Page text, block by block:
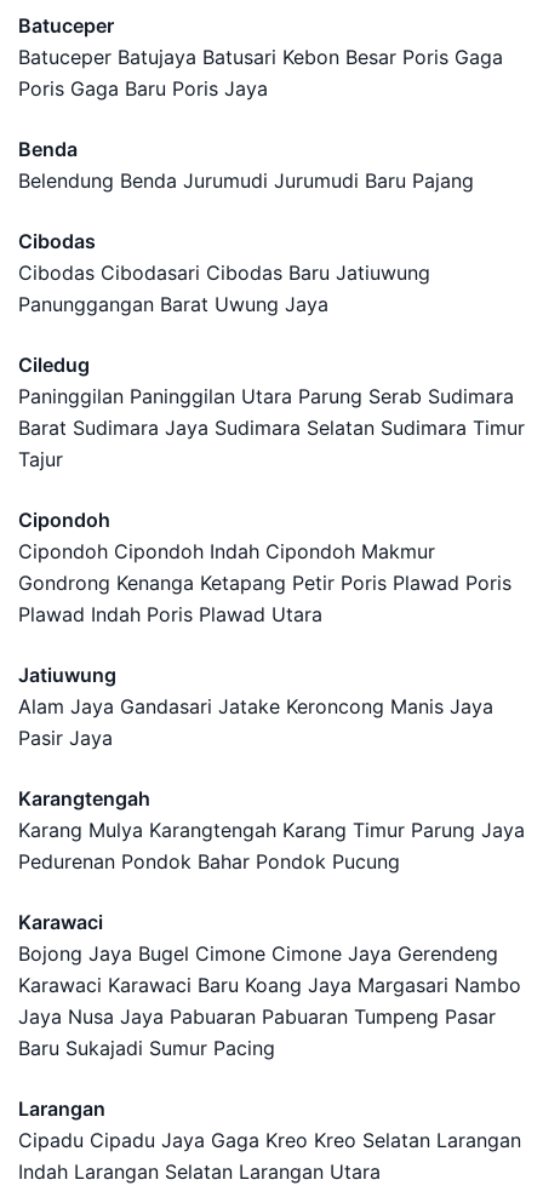
Batuceper
Batuceper Batujaya Batusari Kebon Besar Poris Gaga
Poris Gaga Baru Poris Jaya
Benda
Belendung Benda Jurumudi Jurumudi Baru Pajang
Cibodas
Cibodas Cibodasari Cibodas Baru Jatiuwung
Panunggangan Barat Uwung Jaya
Ciledug
Paninggilan Paninggilan Utara Parung Serab Sudimara
Barat Sudimara Jaya Sudimara Selatan Sudimara Timur
Tajur
Cipondoh
Cipondoh Cipondoh Indah Cipondoh Makmur
Gondrong Kenanga Ketapang Petir Poris Plawad Poris
Plawad Indah Poris Plawad Utara
Jatiuwung
Alam Jaya Gandasari Jatake Keroncong Manis Jaya
Pasir Jaya
Karangtengah
Karang Mulya Karangtengah Karang Timur Parung Jaya
Pedurenan Pondok Bahar Pondok Pucung
Karawaci
Bojong Jaya Bugel Cimone Cimone Jaya Gerendeng
Karawaci Karawaci Baru Koang Jaya Margasari Nambo
Jaya Nusa Jaya Pabuaran Pabuaran Tumpeng Pasar
Baru Sukajadi Sumur Pacing
Larangan
Cipadu Cipadu Jaya Gaga Kreo Kreo Selatan Larangan
Indah Larangan Selatan Larangan Utara